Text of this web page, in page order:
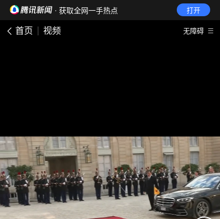
· 获取全网一手热点 打开
首页 视频 无障碍